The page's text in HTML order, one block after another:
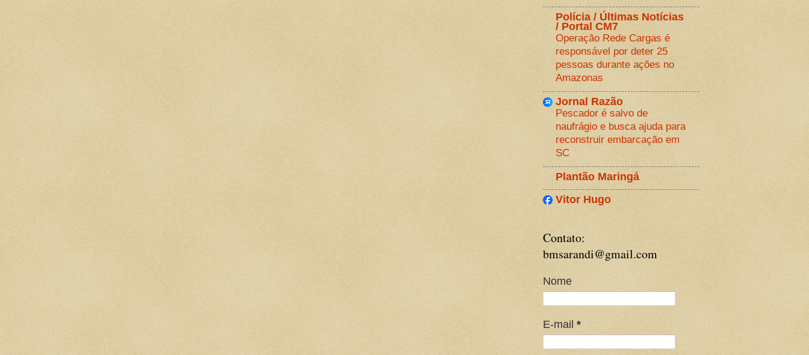
Polícia / Últimas Notícias
/ Portal CM7
Operação Rede Cargas é
responsável por deter 25
pessoas durante ações no
Amazonas
Jornal Razão
Pescador é salvo de
naufrágio e busca ajuda para
reconstruir embarcação em
SC
Plantão Maringá
Vitor Hugo
Contato:
bmsarandi@gmail.com
Nome
E-mail *